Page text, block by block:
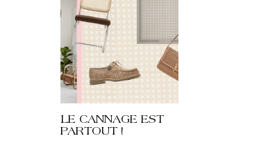
LE CANNAGE EST
PARTOUT !